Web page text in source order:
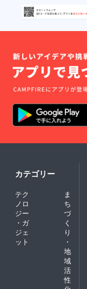
カテゴリー
テク
ノロ
ジー
・ガ
ジェ
ット
ま
ち
づ
く
り
・
地
域
活
性